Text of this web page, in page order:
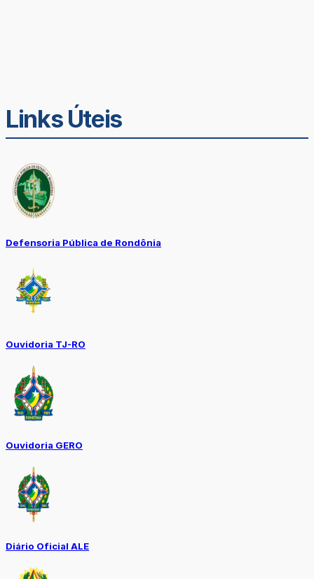
Links Úteis
Defensoria Pública de Rondônia
Ouvidoria TJ-RO
Ouvidoria GERO
Diário Oficial ALE